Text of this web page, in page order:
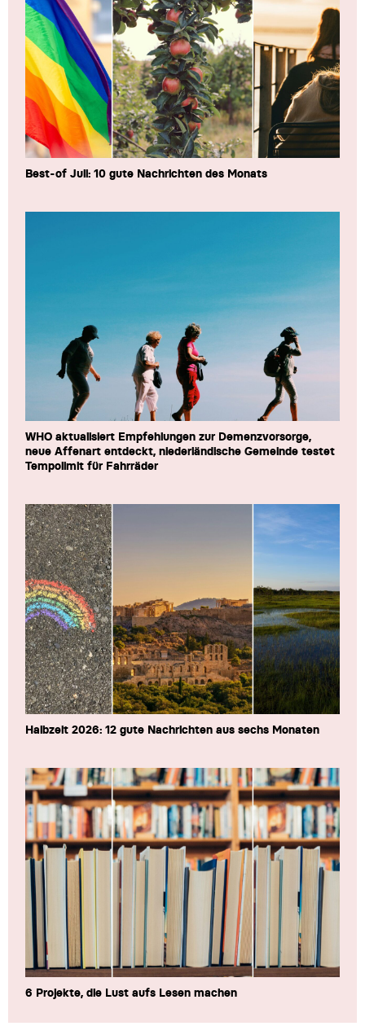
Best-of Juli: 10 gute Nachrichten des Monats
WHO aktualisiert Empfehlungen zur Demenzvorsorge,
neue Affenart entdeckt, niederländische Gemeinde testet
Tempolimit für Fahrräder
Halbzeit 2026: 12 gute Nachrichten aus sechs Monaten
6 Projekte, die Lust aufs Lesen machen